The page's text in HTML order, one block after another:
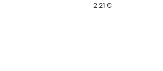
2.21 €